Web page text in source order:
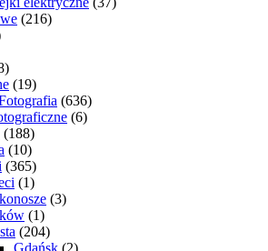
(216)
(19)
(636)
(6)
(188)
(10)
(365)
(1)
(3)
(1)
(204)
Gdańsk (2)